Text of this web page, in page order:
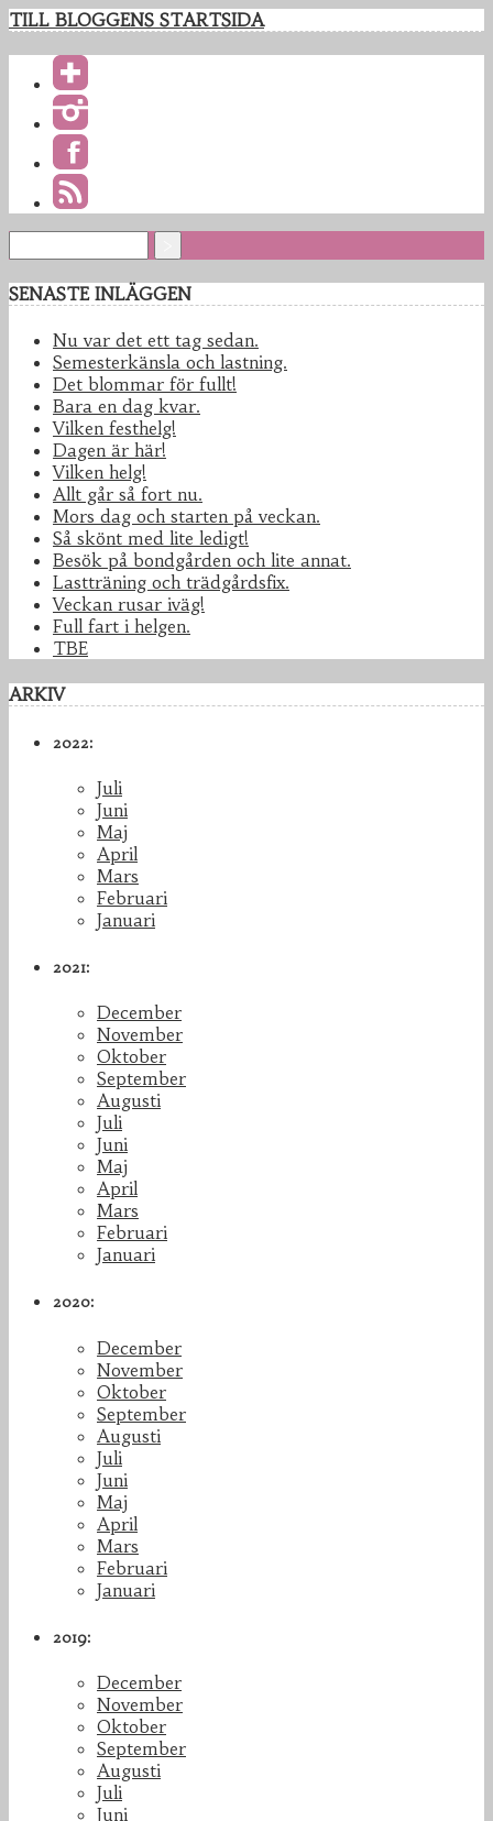
TILL BLOGGENS STARTSIDA
SENASTE INLÄGGEN
Nu var det ett tag sedan.
Semesterkänsla och lastning.
Det blommar för fullt!
Bara en dag kvar.
Vilken festhelg!
Dagen är här!
Vilken helg!
Allt går så fort nu.
Mors dag och starten på veckan.
Så skönt med lite ledigt!
Besök på bondgården och lite annat.
Lastträning och trädgårdsfix.
Veckan rusar iväg!
Full fart i helgen.
TBE
ARKIV
2022:
Juli
Juni
Maj
April
Mars
Februari
Januari
2021:
December
November
Oktober
September
Augusti
Juli
Juni
Maj
April
Mars
Februari
Januari
2020:
December
November
Oktober
September
Augusti
Juli
Juni
Maj
April
Mars
Februari
Januari
2019:
December
November
Oktober
September
Augusti
Juli
Juni